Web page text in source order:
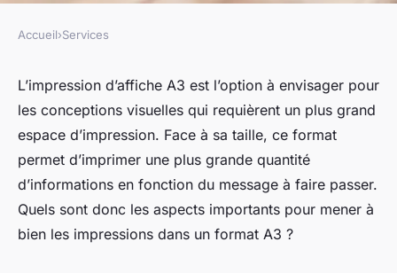
Impression d'affiche A3 :
comment concrétiser un tel
projet ?
Louis•1 novembre 2024•3 min de lecture
Accueil›Services
L’impression d’affiche A3 est l’option à envisager pour
les conceptions visuelles qui requièrent un plus grand
espace d’impression. Face à sa taille, ce format
permet d’imprimer une plus grande quantité
d’informations en fonction du message à faire passer.
Quels sont donc les aspects importants pour mener à
bien les impressions dans un format A3 ?